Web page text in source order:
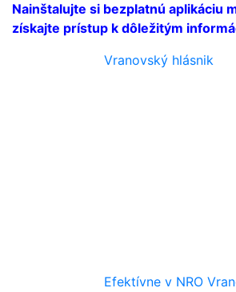
Nainštalujte si bezplatnú aplikáciu
získajte prístup k dôležitým
Vranovský hlásnik
Efektívne v NRO